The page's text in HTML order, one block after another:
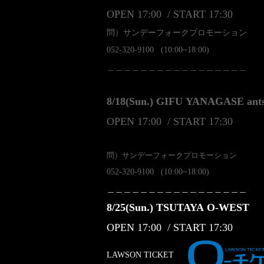
OPEN 17:00 / START 17:30
問）サンデーフォークプロモーション
052-320-9100 (10:00~18:00)
8/18(Sun.) GIFU YANAGASE
OPEN 17:00 / START 17:30
問）サンデーフォークプロモーション
052-320-9100 (10:00~18:00)
8/25(Sun.) TSUTAYA O-WEST
OPEN 17:00 / START 17:30
LAWSON TICKET